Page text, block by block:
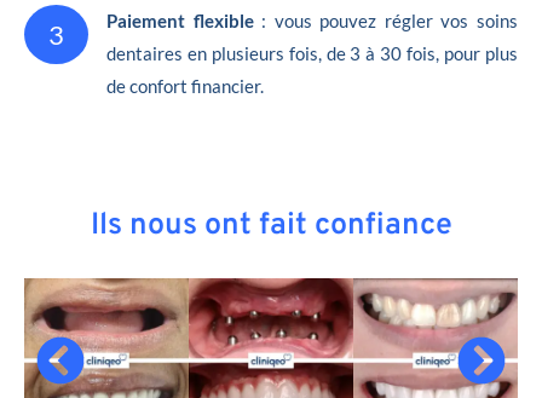
3 Paiement flexible: vous pouvez régler vos soins
dentaires en plusieurs fois, de 3 à 30 fois, pour plus
de confort financier.
Ils nous ont fait confiance